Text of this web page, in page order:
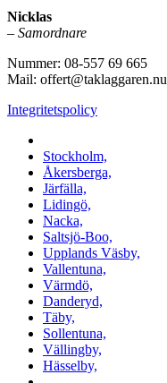
Nicklas
– Samordnare
Nummer: 08-557 69 665
Mail: offert@taklaggaren.nu
Integritetspolicy
Stockholm,
Åkersberga,
Järfälla,
Lidingö,
Nacka,
Saltsjö-Boo,
Upplands Väsby,
Vallentuna,
Värmdö,
Danderyd,
Täby,
Sollentuna,
Vällingby,
Hässelby,